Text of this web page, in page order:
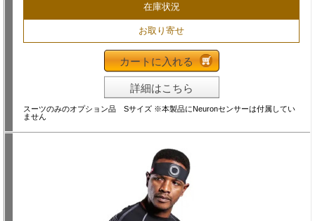
在庫状況
お取り寄せ
カートに入れる
詳細はこちら
スーツのみのオプション品 Sサイズ ※本製品にNeuronセンサーは付属してい
ません